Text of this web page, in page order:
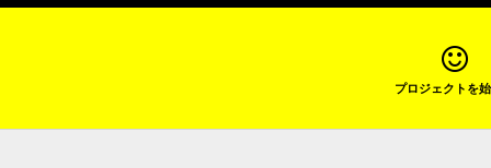
プロジェクトを